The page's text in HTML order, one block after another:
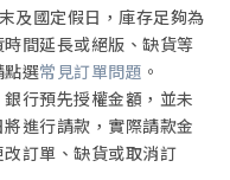
色與理念。
致用，就必須要能找到一
方說，我們知道了萬有引
引，又知道宇宙質量（星
沒有因重力而都聚在一
這些「星星」其實不但沒
及國定假日，庫存足夠為
間延長或絕版、缺貨等
點選常見訂單問題 。
行預先授權金額，並未
進行請款，實際請款金
訂單、缺貨或取消訂